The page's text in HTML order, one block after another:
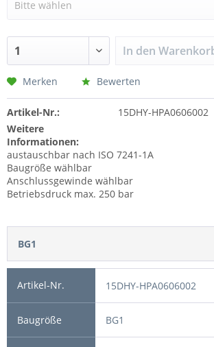
In den
Merken Bewerten
Artikel-Nr.:
15DHY-HPA0606002
Weitere
Informationen:
austauschbar nach ISO 7241-1A
Baugröße wählbar
Anschlussgewinde wählbar
Betriebsdruck max. 250 bar
BG1
15DHY-HPA0606002
BG1